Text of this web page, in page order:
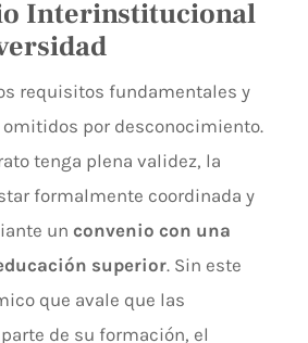
Interinstitucional
requisitos fundamentales y
por desconocimiento.
tenga plena validez, la
formalmente coordinada y
un convenio con una
superior. Sin este
que avale que las
de su formación, el